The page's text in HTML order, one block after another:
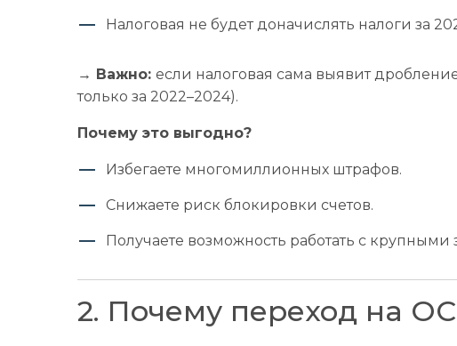
Налоговая не будет доначислять налоги за
→ Важно: если налоговая сама выявит
только за 2022–2024).
Почему это выгодно?
Избегаете многомиллионных штрафов.
Снижаете риск блокировки счетов.
Получаете возможность работать с
2. Почему переход на